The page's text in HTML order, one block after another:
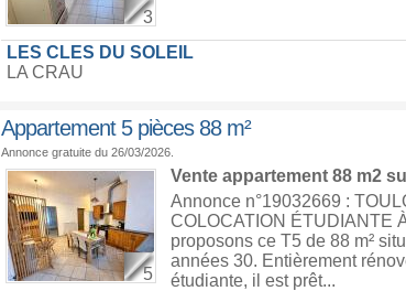
3
LES CLES DU SOLEIL
LA CRAU
Appartement 5 pièces 88 m²
Annonce gratuite du 26/03/2026.
5
Vente appartement 88 m2
Annonce n°19032669 :
COLOCATION ÉTUDIANTE
proposons ce T5 de 88 m²
années 30. Entièrement
étudiante, il est prêt...